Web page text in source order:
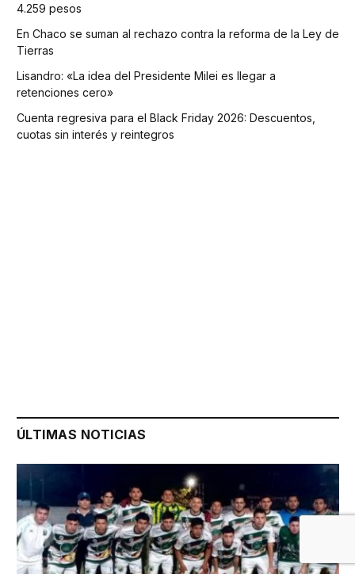
4.259 pesos
En Chaco se suman al rechazo contra la reforma de la Ley de
Tierras
Lisandro: «La idea del Presidente Milei es llegar a
retenciones cero»
Cuenta regresiva para el Black Friday 2026: Descuentos,
cuotas sin interés y reintegros
ÚLTIMAS NOTICIAS